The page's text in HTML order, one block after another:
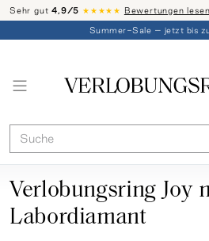
Sehr gut4,9/5 ★★★★★ Bewertungen
Summer-Sale – jetzt bis
Verlobungsring Joy
Labordiamant